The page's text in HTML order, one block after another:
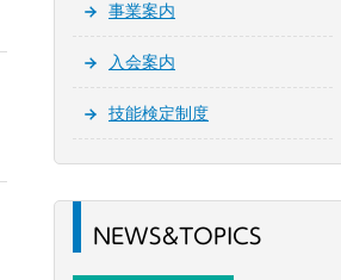
事業案内
入会案内
技能検定制度
NEWS&TOPICS